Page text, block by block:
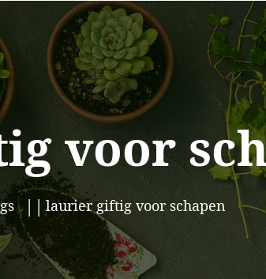
voor
laurier giftig voor schapen